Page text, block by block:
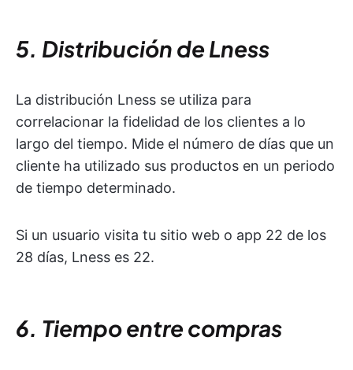
5. Distribución de Lness
La distribución Lness se utiliza para
correlacionar la fidelidad de los clientes a lo
largo del tiempo. Mide el número de días que un
cliente ha utilizado sus productos en un periodo
de tiempo determinado.
Si un usuario visita tu sitio web o app 22 de los
28 días, Lness es 22.
6. Tiempo entre compras